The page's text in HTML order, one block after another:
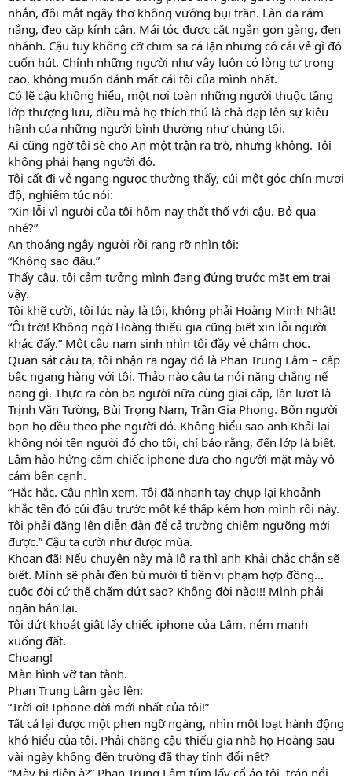
nhắn, đôi mắt ngây thơ không vướng bụi trần. Làn da rám
nắng, đeo cặp kính cận. Mái tóc được cắt ngắn gọn gàng, đen
nhánh. Cậu tuy không cỡ chim sa cá lặn nhưng có cái vẻ gì đó
cuốn hút. Chính những người như vậy luôn có lòng tự trọng
cao, không muốn đánh mất cái tôi của mình nhất.
Có lẽ cậu không hiểu, một nơi toàn những người thuộc tầng
lớp thượng lưu, điều mà họ thích thú là chà đạp lên sự kiêu
hãnh của những người bình thường như chúng tôi.
Ai cũng ngỡ tôi sẽ cho An một trận ra trò, nhưng không. Tôi
không phải hạng người đó.
Tôi cất đi vẻ ngang ngược thường thấy, cúi một góc chín mươi
độ, nghiêm túc nói:
“Xin lỗi vì người của tôi hôm nay thất thố với cậu. Bỏ qua
nhé?”
An thoáng ngây người rồi rạng rỡ nhìn tôi:
“Không sao đâu.”
Thấy cậu, tôi cảm tưởng mình đang đứng trước mặt em trai
vậy.
Tôi khẽ cười, tôi lúc này là tôi, không phải Hoàng Minh Nhật!
“Ôi trời! Không ngờ Hoàng thiếu gia cũng biết xin lỗi người
khác đấy.” Một cậu nam sinh nhìn tôi đầy vẻ châm chọc.
Quan sát cậu ta, tôi nhận ra ngay đó là Phan Trung Lâm – cấp
bậc ngang hàng với tôi. Thảo nào cậu ta nói năng chẳng nể
nang gì. Thực ra còn ba người nữa cùng giai cấp, lần lượt là
Trịnh Văn Tường, Bùi Trọng Nam, Trần Gia Phong. Bốn người
bọn họ đều theo phe người đó. Không hiểu sao anh Khải lại
không nói tên người đó cho tôi, chỉ bảo rằng, đến lớp là biết.
Lâm hào hứng cầm chiếc iphone đưa cho người mặt mày vô
cảm bên cạnh.
“Hắc hắc. Cậu nhìn xem. Tôi đã nhanh tay chụp lại khoảnh
khắc tên đó cúi đầu trước một kẻ thấp kém hơn mình rồi này.
Tôi phải đăng lên diễn đàn để cả trường chiêm ngưỡng mới
được.” Cậu ta cười như được mùa.
Khoan đã! Nếu chuyện này mà lộ ra thì anh Khải chắc chắn sẽ
biết. Mình sẽ phải đền bù mười tỉ tiền vi phạm hợp đồng…
cuộc đời cứ thế chấm dứt sao? Không đời nào!!! Mình phải
ngăn hắn lại.
Tôi dứt khoát giật lấy chiếc iphone của Lâm, ném mạnh
xuống đất.
Choang!
Màn hình vỡ tan tành.
Phan Trung Lâm gào lên:
“Trời ơi! Iphone đời mới nhất của tôi!”
Tất cả lại được một phen ngỡ ngàng, nhìn một loạt hành động
khó hiểu của tôi. Phải chăng cậu thiếu gia nhà họ Hoàng sau
vài ngày không đến trường đã thay tính đổi nết?
“Mày bị điên à?” Phan Trung Lâm túm lấy cổ áo tôi, trán nổi